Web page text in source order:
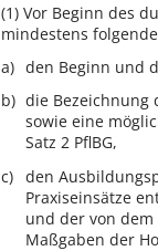
(1) Vor Beginn des
mindestens
den Beginn und
die Bezeichnung
sowie eine
Satz 2 PflBG,
den
Praxiseinsätze
und der von
Maßgaben der